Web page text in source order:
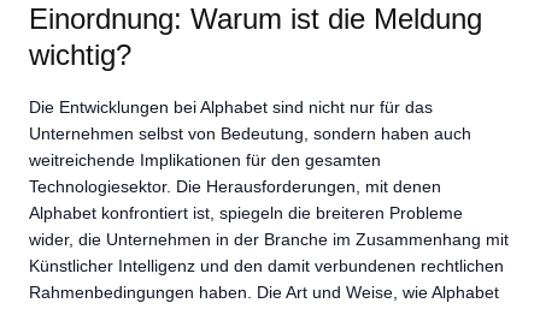
Einordnung: Warum ist die Meldung
wichtig?
Die Entwicklungen bei Alphabet sind nicht nur für das
Unternehmen selbst von Bedeutung, sondern haben auch
weitreichende Implikationen für den gesamten
Technologiesektor. Die Herausforderungen, mit denen
Alphabet konfrontiert ist, spiegeln die breiteren Probleme
wider, die Unternehmen in der Branche im Zusammenhang mit
Künstlicher Intelligenz und den damit verbundenen rechtlichen
Rahmenbedingungen haben. Die Art und Weise, wie Alphabet